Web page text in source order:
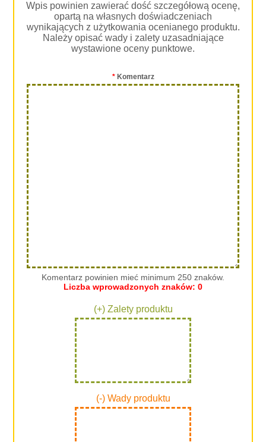
Wpis powinien zawierać dość szczegółową ocenę,
opartą na własnych doświadczeniach
wynikających z użytkowania ocenianego produktu.
Należy opisać wady i zalety uzasadniające
wystawione oceny punktowe.
*Komentarz
Komentarz powinien mieć minimum 250 znaków.
Liczba wprowadzonych znaków: 0
(+) Zalety produktu
(-) Wady produktu